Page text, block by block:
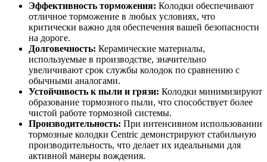
Эффективность торможения: Колодки обеспечивают
отличное торможение в любых условиях, что
критически важно для обеспечения вашей безопасности
на дороге.
Долговечность: Керамические материалы,
используемые в производстве, значительно
увеличивают срок службы колодок по сравнению с
обычными аналогами.
Устойчивость к пыли и грязи: Колодки минимизируют
образование тормозного пыли, что способствует более
чистой работе тормозной системы.
Производительность: При интенсивном использовании
тормозные колодки Centric демонстрируют стабильную
производительность, что делает их идеальными для
активной манеры вождения.